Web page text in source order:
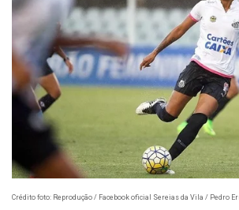
Crédito foto: Reprodução / Facebook oficial Sereias da Vila / Pedro